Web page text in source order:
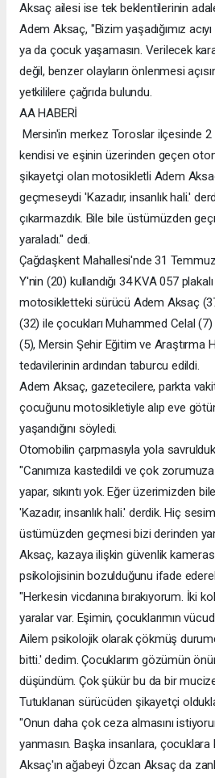
Aksaç ailesi ise tek beklentilerinin
Adem Aksaç, "Bizim yaşadığımız
ya da çocuk yaşamasın. Verilecek
değil, benzer olayların önlenmesi
yetkililere çağrıda bulundu.
AA HABERİ
Mersin'in merkez Toroslar ilçesinde 2
kendisi ve eşinin üzerinden geçen
şikayetçi olan motosikletli Adem
geçmeseydi 'Kazadır, insanlık hali.'
çıkarmazdık. Bile bile üstümüzden
yaraladı." dedi.
Çağdaşkent Mahallesi'nde 31
Y'nin (20) kullandığı 34 KVA 057
motosikletteki sürücü Adem Aksaç
(32) ile çocukları Muhammed Celal
(5), Mersin Şehir Eğitim ve Araştırma
tedavilerinin ardından taburcu edildi.
Adem Aksaç, gazetecilere, parkta
çocuğunu motosikletiyle alıp eve
yaşandığını söyledi.
Otomobilin çarpmasıyla yola
"Canımıza kastedildi ve çok
yapar, sıkıntı yok. Eğer üzerimizden
'Kazadır, insanlık hali.' derdik. Hiç
üstümüzden geçmesi bizi derinden
Aksaç, kazaya ilişkin güvenlik
psikolojisinin bozulduğunu ifade
"Herkesin vicdanına bırakıyorum. İki
yaralar var. Eşimin, çocuklarımın
Ailem psikolojik olarak çökmüş
bitti.' dedim. Çocuklarım gözümün
düşündüm. Çok şükür bu da bir
Tutuklanan sürücüden şikayetçi
"Onun daha çok ceza almasını
yanmasın. Başka insanlara, çocuklara
Aksaç'ın ağabeyi Özcan Aksaç da